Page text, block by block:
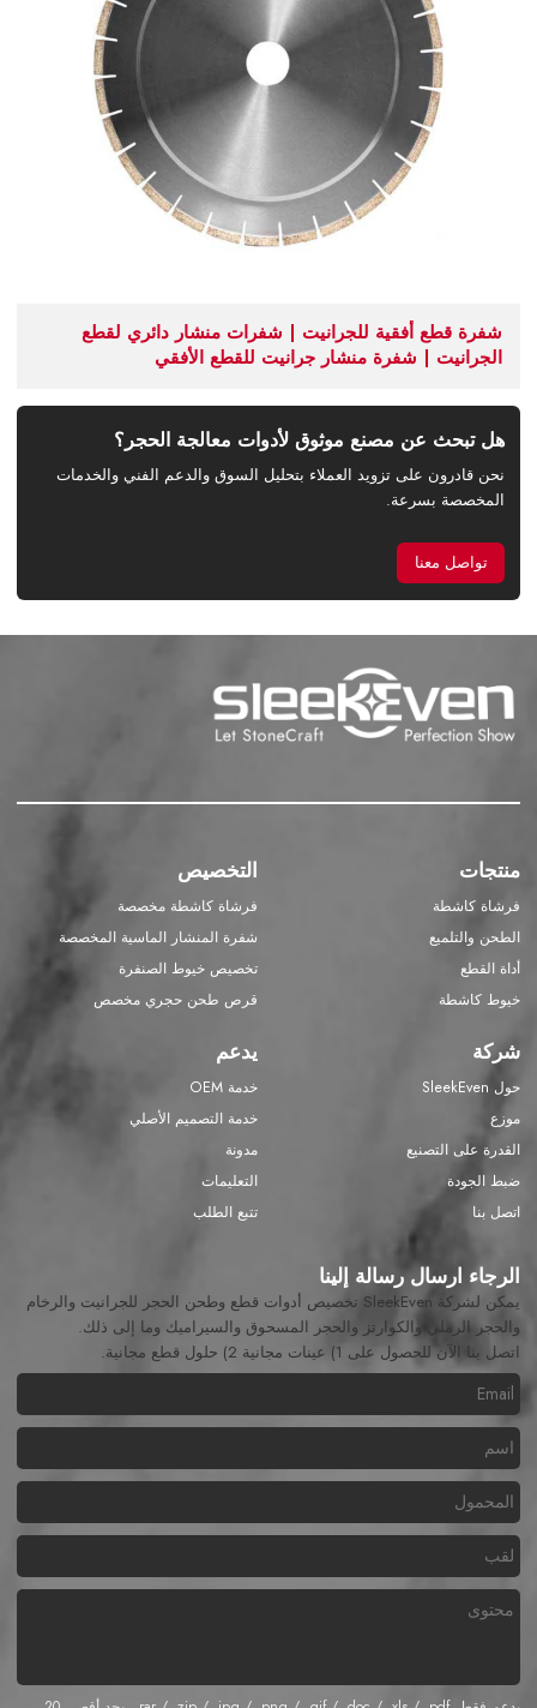
شفرة قطع أفقية للجرانيت | شفرات منشار دائري لقطع
الجرانيت | شفرة منشار جرانيت للقطع الأفقي
هل تبحث عن مصنع موثوق لأدوات معالجة الحجر؟
نحن قادرون على تزويد العملاء بتحليل السوق والدعم الفني والخدمات
المخصصة بسرعة.
تواصل معنا
منتجات
فرشاة كاشطة
الطحن والتلميع
أداة القطع
خيوط كاشطة
التخصيص
فرشاة كاشطة مخصصة
شفرة المنشار الماسية المخصصة
تخصيص خيوط الصنفرة
قرص طحن حجري مخصص
شركة
حول SleekEven
موزع
القدرة على التصنيع
ضبط الجودة
اتصل بنا
يدعم
خدمة OEM
خدمة التصميم الأصلي
مدونة
التعليمات
تتبع الطلب
الرجاء ارسال رسالة إلينا
يمكن لشركة SleekEven تخصيص أدوات قطع وطحن الحجر للجرانيت والرخام
والحجر الرملي والكوارتز والحجر المسحوق والسيراميك وما إلى ذلك.
اتصل بنا الآن للحصول على 1) عينات مجانية 2) حلول قطع مجانية.